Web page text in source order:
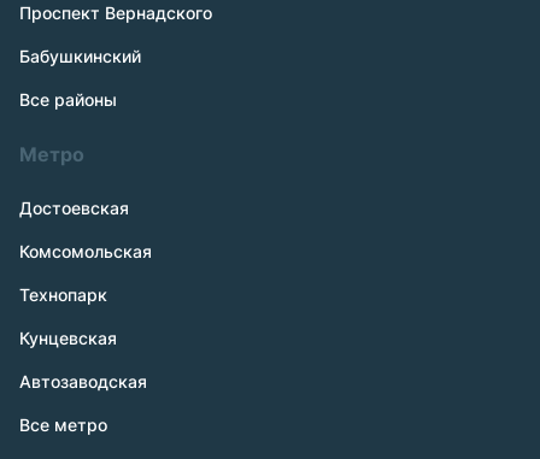
Проспект Вернадского
Бабушкинский
Все районы
Метро
Достоевская
Комсомольская
Технопарк
Кунцевская
Автозаводская
Все метро